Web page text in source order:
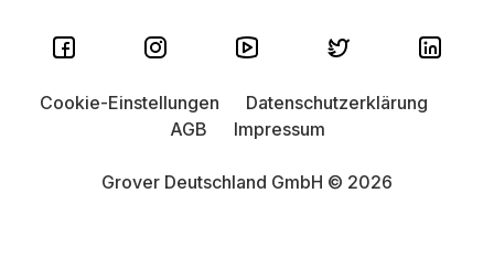
Grover Deutschland GmbH © 2026
Cookie-Einstellungen
Datenschutzerklärung
AGB
Impressum